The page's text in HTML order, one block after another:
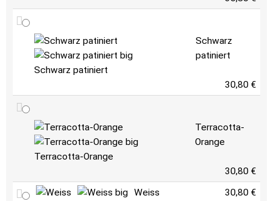
Schwarz patiniert
Schwarz
patiniert
30,80 €
Terracotta-Orange
Terracotta-
Orange
30,80 €
Weiss 30,80 €